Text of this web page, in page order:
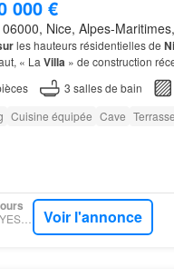
000 €
Nice, Alpes-
les hauteurs résidentielles de
« La Villa » de construction
la Baie des Anges du matin
3 salles de bain
Cuisine équipée Cave Terrasse
LUXURYESTATE Voir l'annonce